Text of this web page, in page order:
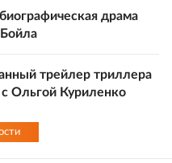
драма
трейлер триллера
с Ольгой Куриленко